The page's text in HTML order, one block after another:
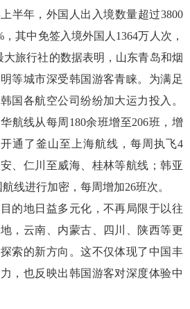
半年，外国人出入境数量超过3800
其中免签入境外国人1364万人次，
大旅行社的数据表明，山东青岛和烟
等城市深受韩国游客青睐。为满足
国各航空公司纷纷加大运力投入。
航线从每周180余班增至206班，增
通了釜山至上海航线，每周执飞4
、仁川至威海、桂林等航线；韩亚
线进行加密，每周增加26班次。
的地日益多元化，不再局限于以往
，云南、内蒙古、四川、陕西等更
索的新方向。这不仅体现了中国丰
，也反映出韩国游客对深度体验中